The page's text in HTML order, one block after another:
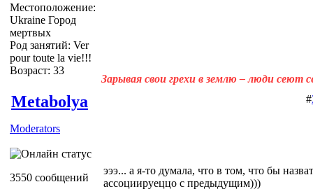
Местоположение:
Ukraine Город
мертвых
Род занятий: Ver
pour toute la vie!!!
Возраст: 33
Зарывая свои грехи в землю – люди сеют
Metabolya
Moderators
3550 сообщений
#
эээ... а я-то думала, что в том, что бы
ассоциируеццо с предыдущим)))